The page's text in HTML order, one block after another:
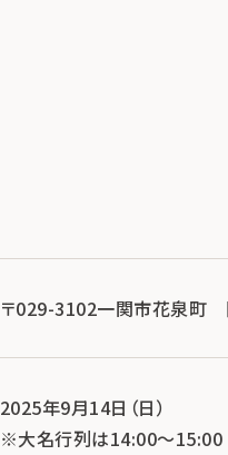
〒029-3102一関市花泉町
2025年9月14日（日）
※大名行列は14:00～15:00